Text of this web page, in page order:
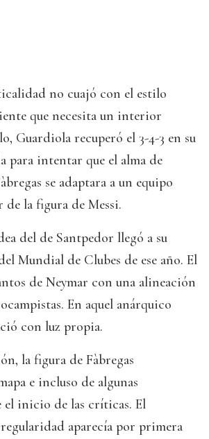
no cuajó con el estilo
que necesita un interior
Guardiola recuperó el 3-4-3 en su
para intentar que el alma de
se adaptara a un equipo
de la figura de Messi.
del de Santpedor llegó a su
Mundial de Clubes de ese año. El
de Neymar con una alineación
En aquel anárquico
con luz propia.
la figura de Fàbregas
e incluso de algunas
el inicio de las críticas. El
aparecía por primera